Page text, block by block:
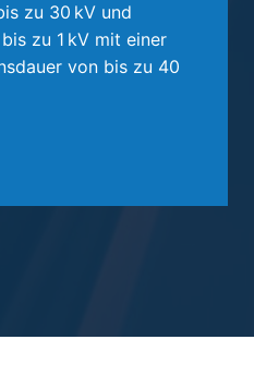
zu 30 kV und
zu 1 kV mit einer
von bis zu 40